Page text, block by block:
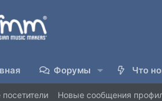
Форумы Что
Новые сообщения